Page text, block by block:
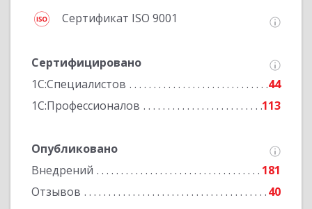
Сертификат ISO 9001
Сертифицировано
1С:Специалистов
44
1С:Профессионалов
113
Опубликовано
Внедрений
181
Отзывов
40